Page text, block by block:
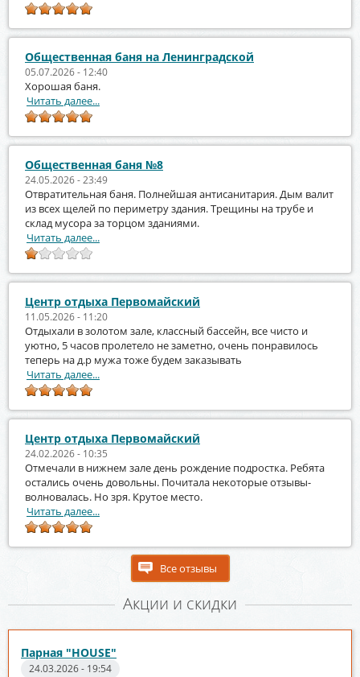
Общественная баня на Ленинградской
05.07.2026 - 12:40
Хорошая баня.
Читать далее...
Общественная баня №8
24.05.2026 - 23:49
Отвратительная баня. Полнейшая антисанитария. Дым валит
из всех щелей по периметру здания. Трещины на трубе и
склад мусора за торцом зданиями.
Читать далее...
Центр отдыха Первомайский
11.05.2026 - 11:20
Отдыхали в золотом зале, классный бассейн, все чисто и
уютно, 5 часов пролетело не заметно, очень понравилось
теперь на д.р мужа тоже будем заказывать
Читать далее...
Центр отдыха Первомайский
24.02.2026 - 10:35
Отмечали в нижнем зале день рождение подростка. Ребята
остались очень довольны. Почитала некоторые отзывы-
волновалась. Но зря. Крутое место.
Читать далее...
Все отзывы
Акции и скидки
Парная "HOUSE"
24.03.2026 - 19:54